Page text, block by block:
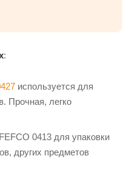
:
используется для
Прочная, легко
0413 для упаковки
других предметов